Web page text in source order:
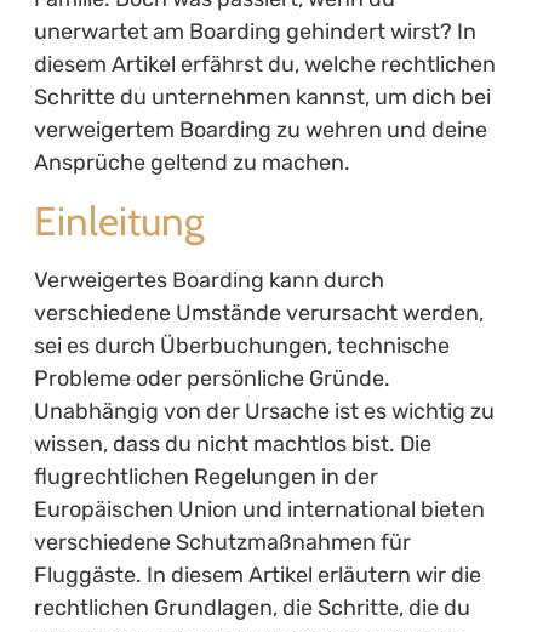
unerwartet am Boarding gehindert wirst? In
diesem Artikel erfährst du, welche rechtlichen
Schritte du unternehmen kannst, um dich bei
verweigertem Boarding zu wehren und deine
Ansprüche geltend zu machen.
Einleitung
Verweigertes Boarding kann durch
verschiedene Umstände verursacht werden,
sei es durch Überbuchungen, technische
Probleme oder persönliche Gründe.
Unabhängig von der Ursache ist es wichtig zu
wissen, dass du nicht machtlos bist. Die
flugrechtlichen Regelungen in der
Europäischen Union und international bieten
verschiedene Schutzmaßnahmen für
Fluggäste. In diesem Artikel erläutern wir die
rechtlichen Grundlagen, die Schritte, die du